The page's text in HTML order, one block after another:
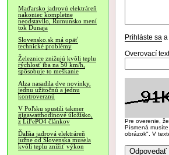
Maďarsko jadrovú elektráreň
nakoniec kompletne
neodstavilo, Rumunsko mení
tok Dunaja
Slovensko.sk má opäť
technické problémy
Železnice znižujú kvôli teplu
rýchlosť iba na 50 km/h,
spôsobuje to meškanie
Alza nasadila dve novinky,
jednu užitočnú a jednu
kontroverznú
V Poľsku spustili takmer
gigawatthodinové úložisko,
z LiFePO4 článkov
Ďalšia jadrová elektráreň
južne od Slovenska musela
kvôli teplu znížiť výkon
Prihláste sa a
Overovací
Pre overenie,
Písmená
obrázok". V